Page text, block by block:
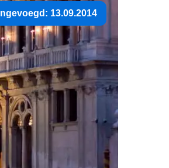
Ingevoegd: 13.09.2014